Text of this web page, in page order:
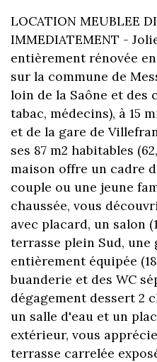
LOCATION MEUBLEE
IMMEDIATEMENT -
entièrement rénovée
sur la commune de
loin de la Saône et des
tabac, médecins), à 15
et de la gare de
ses 87 m2 habitables
maison offre un cadre
couple ou une jeune
chaussée, vous
avec placard, un salon
terrasse plein Sud, une
entièrement équipée
buanderie et des WC
dégagement dessert 2
un salle d'eau et un
extérieur, vous
terrasse carrelée